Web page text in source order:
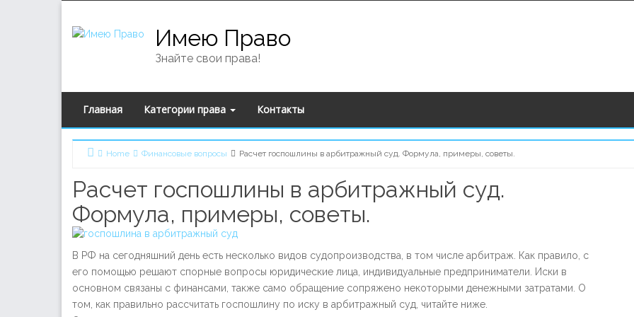
Имею Право
Знайте свои права!
Главная Категории права Контакты
Home Финансовые вопросы Расчет госпошлины в арбитражный суд. Формула, примеры, советы.
Расчет госпошлины в арбитражный суд.
Формула, примеры, советы.
В РФ на сегодняшний день есть несколько видов судопроизводства, в том числе арбитраж. Как правило, с
его помощью решают спорные вопросы юридические лица, индивидуальные предприниматели. Иски в
основном связаны с финансами, также само обращение сопряжено некоторыми денежными затратами. О
том, как правильно рассчитать госпошлину по иску в арбитражный суд, читайте ниже.